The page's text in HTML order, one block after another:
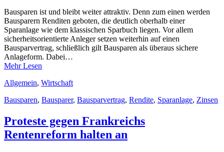
Bausparen ist und bleibt weiter attraktiv. Denn zum einen werden
Bausparern Renditen geboten, die deutlich oberhalb einer
Sparanlage wie dem klassischen Sparbuch liegen. Vor allem
sicherheitsorientierte Anleger setzen weiterhin auf einen
Bausparvertrag, schließlich gilt Bausparen als überaus sichere
Anlageform. Dabei…
Mehr Lesen
Allgemein, Wirtschaft
Bausparen, Bausparer, Bausparvertrag, Rendite, Sparanlage, Zinsen
Proteste gegen Frankreichs
Rentenreform halten an